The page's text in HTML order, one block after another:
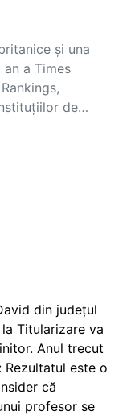
și una
a Times
de…
din județul
Titularizare va
Anul trecut
Rezultatul este o
că
profesor se